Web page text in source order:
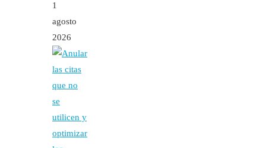
1
agosto
2026